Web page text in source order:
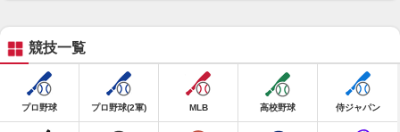
競技一覧
プロ野球 プロ野球(2軍) MLB 高校野球 侍ジャパン